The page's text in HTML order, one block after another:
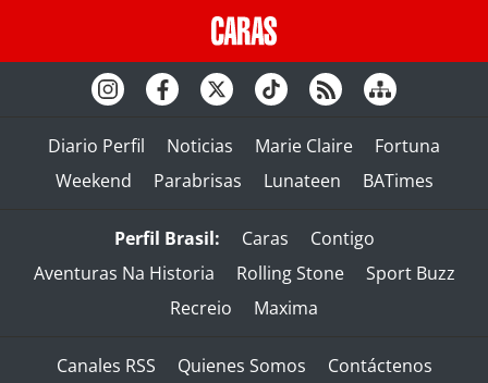
Diario Perfil Noticias Marie Claire
Fortuna
Weekend
Parabrisas Lunateen BATimes
Perfil Brasil: Caras
Contigo
Aventuras Na Historia
Rolling Stone
Sport Buzz
Recreio
Maxima
Canales RSS Quienes Somos Contáctenos